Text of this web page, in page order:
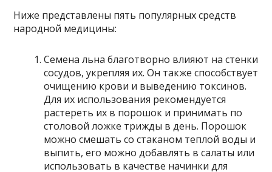
Ниже представлены пять популярных средств
народной медицины:
Семена льна благотворно влияют на стенки
сосудов, укрепляя их. Он также способствует
очищению крови и выведению токсинов.
Для их использования рекомендуется
растереть их в порошок и принимать по
столовой ложке трижды в день. Порошок
можно смешать со стаканом теплой воды и
выпить, его можно добавлять в салаты или
использовать в качестве начинки для